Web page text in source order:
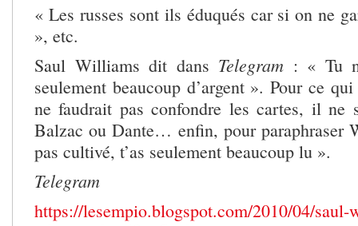
« Les russes sont ils éduqués car si on ne
», etc.
Saul Williams dit dans Telegram : « Tu
seulement beaucoup d’argent ». Pour ce
ne faudrait pas confondre les cartes, il ne
Balzac ou Dante… enfin, pour paraphraser
pas cultivé, t’as seulement beaucoup lu ».
Telegram
https://lesempio.blogspot.com/2010/04/